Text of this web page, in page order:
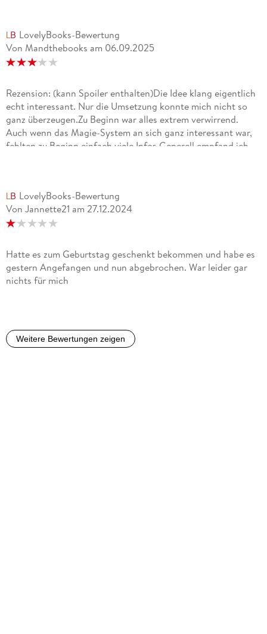
LovelyBooks-Bewertung
Von Mandthebooks am 06.09.2025
Rezension: (kann Spoiler enthalten)Die Idee klang eigentlich
echt interessant. Nur die Umsetzung konnte mich nicht so
ganz überzeugen.Zu Beginn war alles extrem verwirrend.
Auch wenn das Magie-System an sich ganz interessant war,
fehlten zu Beginn einfach viele Infos.Generell empfand ich
voran. Das fand ich etwas schade, denn ich glaube, mit etwas
mehr Tempo hätte das richtig gut werden können.Die
Anziehung zwischen den ProtagonistInnen habe ich auch
gefielen.Ich habe mich jetzt entschieden, Band 2 nicht mehr
zu lesen, bei mir persönlich ist einfach der Funke nicht so
übergesprungen, auch wenn die Idee echt Potenzial hat.2,5
LovelyBooks-Bewertung
Von Jannette21 am 27.12.2024
Hatte es zum Geburtstag geschenkt bekommen und habe es
gestern Angefangen und nun abgebrochen. War leider gar
nichts für mich
Weitere Bewertungen zeigen